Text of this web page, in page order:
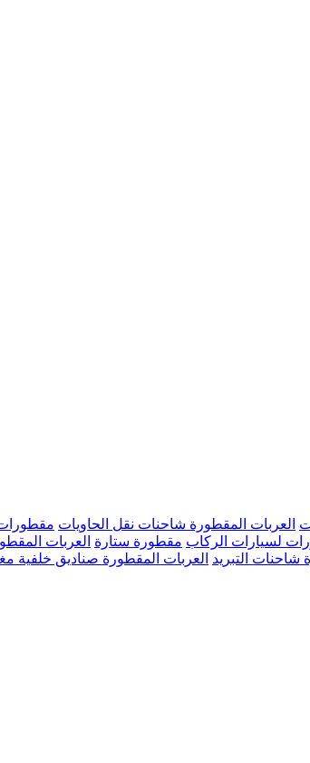
العربات المقطورة شاحنات نقل الحاويات
لسيارات الركاب مقطورة ستارة العربات
شاحنات التبريد العربات المقطورة صناديق خلفية